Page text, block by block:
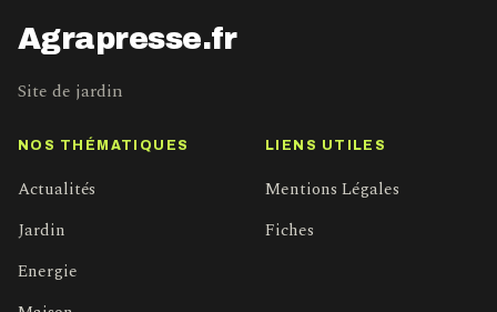
Agrapresse.fr
Site de jardin
NOS THÉMATIQUES
Actualités
Jardin
Energie
LIENS UTILES
Mentions Légales
Fiches